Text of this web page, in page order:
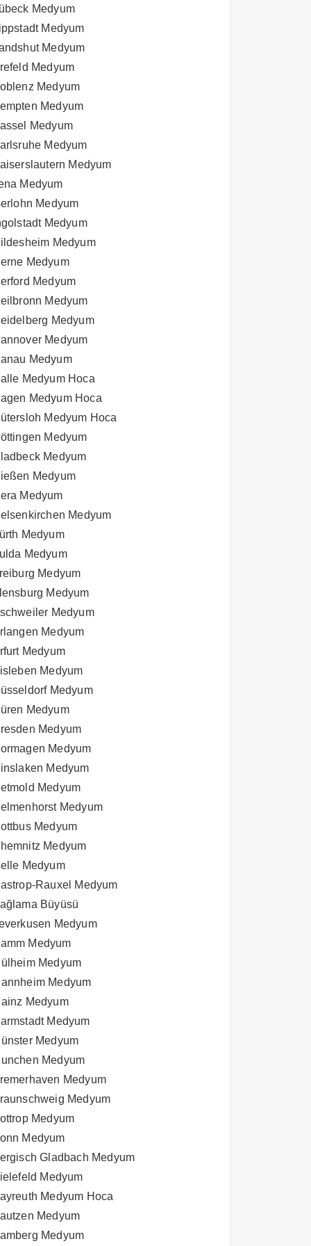
Medyum
Medyum
Medyum
Medyum
Medyum
Medyum
Medyum
Medyum
Medyum
Medyum
Medyum
Medyum
Medyum
Medyum
Medyum
Medyum
Medyum
Medyum
Medyum
Medyum Hoca
Medyum Hoca
Medyum Hoca
Medyum
Medyum
Medyum
Medyum
Medyum
Medyum
Medyum
Medyum
Medyum
Medyum
Medyum
Medyum
Medyum
Medyum
Medyum
Medyum
Medyum
Medyum
Medyum
Medyum
Medyum
Medyum
Medyum
Rauxel Medyum
Büyüsü
Medyum
Medyum
Medyum
Medyum
Medyum
Medyum
Medyum
Medyum
Medyum
Medyum
Medyum
Medyum
Gladbach Medyum
Medyum
Medyum Hoca
Medyum
Medyum